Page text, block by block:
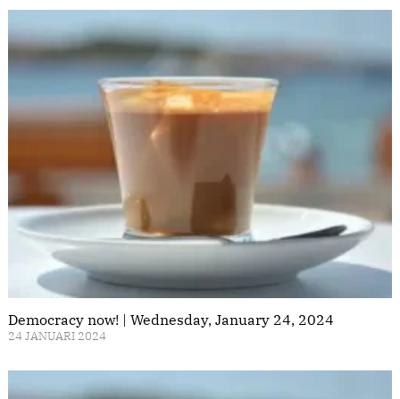
Democracy now! | Wednesday, January 24, 2024
24 JANUARI 2024